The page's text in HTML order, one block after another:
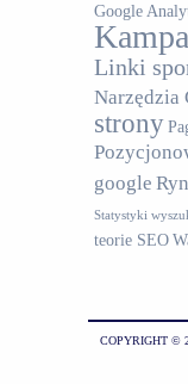
Google
Linki
Narzędzia
strony
google
Statystyki
teorie SEO
COPYRIGHT ©